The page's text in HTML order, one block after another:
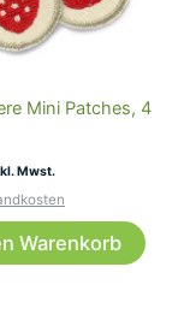
Mini Patches, 4
Mwst.
Warenkorb